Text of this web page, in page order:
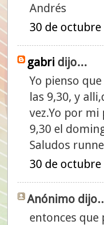
Andrés
30 de octubre
gabri dijo...
Yo pienso
las 9,30, y
vez.Yo por
9,30 el
Saludos
30 de octubre
Anónimo
entonces que